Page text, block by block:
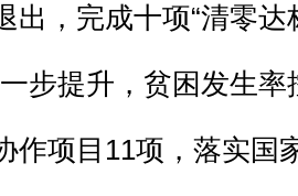
出，完成十项“清零达
步提升，贫困发生
作项目11项，落实国